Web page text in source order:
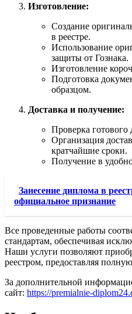
Изготовление:
Создание
в реестре.
Использование
защиты от Гознака.
Изготовление
Подготовка
образцом.
Доставка и получение:
Проверка готового
Организация
кратчайшие сроки.
Получение в
Занесение диплома в
официальное признание
Все проведенные работы
стандартам, обеспечивая
Наши услуги позволяют
реестром, предоставляя
За дополнительной
сайт: https://premialnie-